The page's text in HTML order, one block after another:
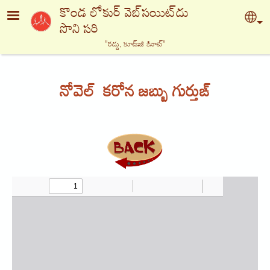
Skip to main contentకొండ లోకుర్ వెబ్‍సయిట్‍దు
సొని సరి
"రద్దు, కూడ్ఃజి కినాట్‍"
నోవెల్ కరోన జబ్బు గుర్తుఙ్